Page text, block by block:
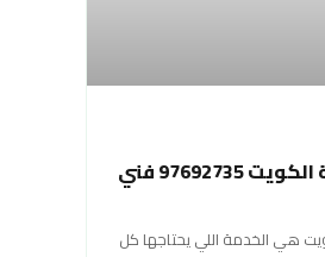
تصليح سخانات مركزية الكويت 97692735 فني
هي الخدمة اللي يحتاجها كل